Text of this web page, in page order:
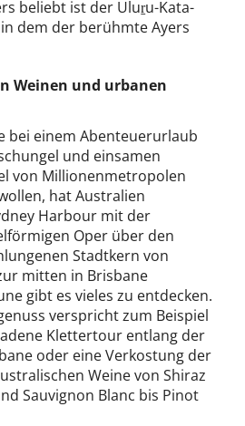
beliebt ist der Uluṟu-Kata-
dem der berühmte Ayers
Weinen und urbanen
bei einem Abenteuerurlaub
und einsamen
von Millionenmetropolen
hat Australien
Harbour mit der
Oper über den
Stadtkern von
mitten in Brisbane
gibt es vieles zu entdecken.
verspricht zum Beispiel
Klettertour entlang der
oder eine Verkostung der
Weine von Shiraz
Sauvignon Blanc bis Pinot